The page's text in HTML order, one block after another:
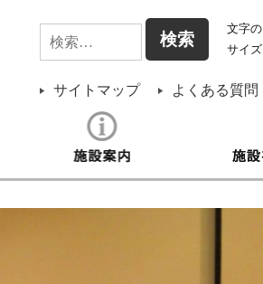
検
文字の
サイズ
サイトマップ よくある質問